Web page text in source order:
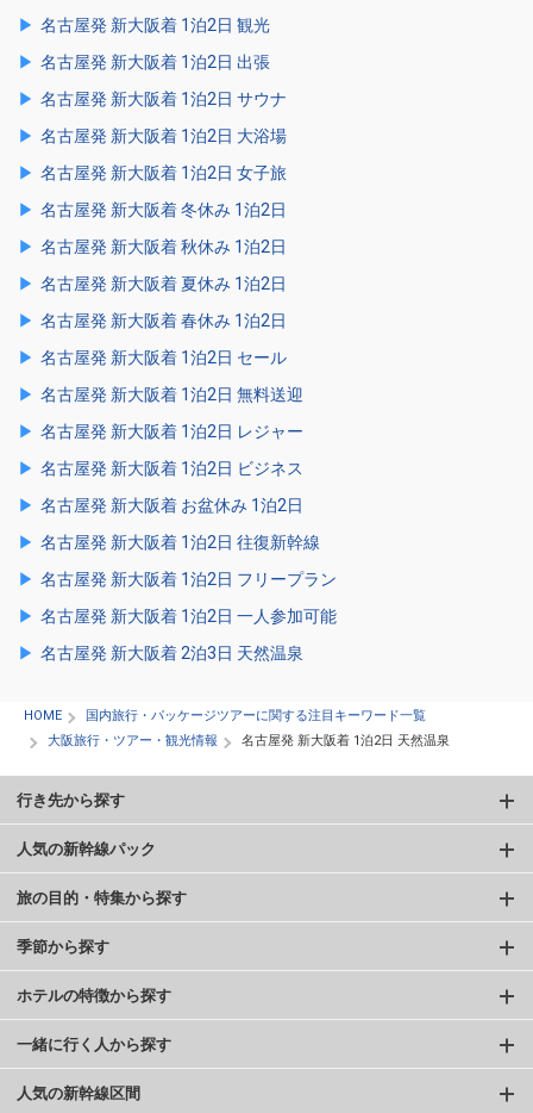
名古屋発 新大阪着 1泊2日 観光
名古屋発 新大阪着 1泊2日 出張
名古屋発 新大阪着 1泊2日 サウナ
名古屋発 新大阪着 1泊2日 大浴場
名古屋発 新大阪着 1泊2日 女子旅
名古屋発 新大阪着 冬休み 1泊2日
名古屋発 新大阪着 秋休み 1泊2日
名古屋発 新大阪着 夏休み 1泊2日
名古屋発 新大阪着 春休み 1泊2日
名古屋発 新大阪着 1泊2日 セール
名古屋発 新大阪着 1泊2日 無料送迎
名古屋発 新大阪着 1泊2日 レジャー
名古屋発 新大阪着 1泊2日 ビジネス
名古屋発 新大阪着 お盆休み 1泊2日
名古屋発 新大阪着 1泊2日 往復新幹線
名古屋発 新大阪着 1泊2日 フリープラン
名古屋発 新大阪着 1泊2日 一人参加可能
名古屋発 新大阪着 2泊3日 天然温泉
HOME
国内旅行・パッケージツアーに関する注目キーワード一覧
大阪旅行・ツアー・観光情報
名古屋発 新大阪着 1泊2日 天然温泉
行き先から探す
人気の新幹線パック
旅の目的・特集から探す
季節から探す
ホテルの特徴から探す
一緒に行く人から探す
人気の新幹線区間